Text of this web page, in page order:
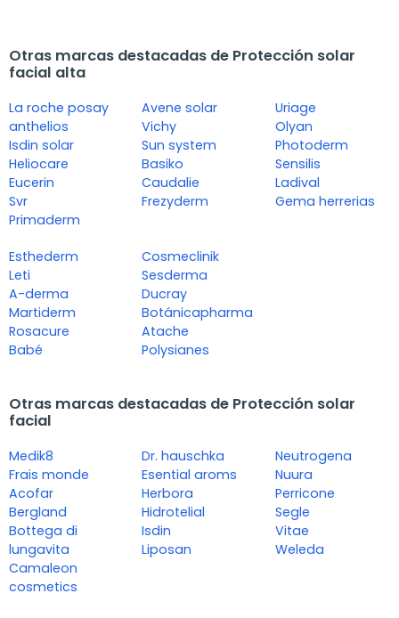
Otras marcas destacadas de Protección solar
facial alta
La roche posay
anthelios
Isdin solar
Heliocare
Eucerin
Svr
Primaderm
Avene solar
Vichy
Sun system
Basiko
Caudalie
Frezyderm
Uriage
Olyan
Photoderm
Sensilis
Ladival
Gema herrerias
Esthederm
Leti
A-derma
Martiderm
Rosacure
Babé
Cosmeclinik
Sesderma
Ducray
Botánicapharma
Atache
Polysianes
Otras marcas destacadas de Protección solar
facial
Medik8
Frais monde
Acofar
Bergland
Bottega di
lungavita
Camaleon
cosmetics
Dr. hauschka
Esential aroms
Herbora
Hidrotelial
Isdin
Liposan
Neutrogena
Nuura
Perricone
Segle
Vitae
Weleda